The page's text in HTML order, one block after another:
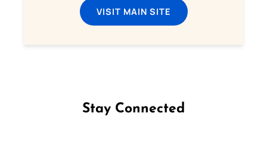
VISIT MAIN SITE
Stay Connected